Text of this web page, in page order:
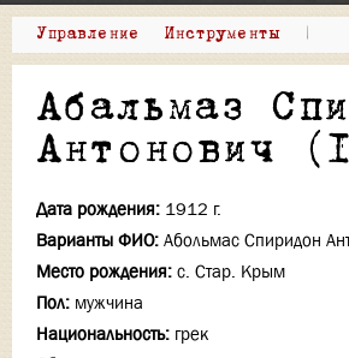
Управление Инструменты |
Абальмаз
Антонович
Дата рождения: 1912 г.
Варианты ФИО: Абольмас Спиридон
Место рождения: с. Стар. Крым
Пол: мужчина
Национальность: грек